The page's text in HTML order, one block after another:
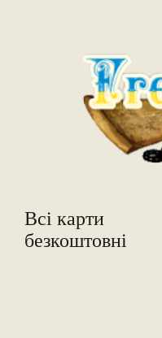
Всі карти
безкоштовні